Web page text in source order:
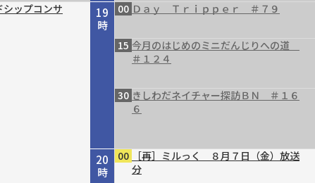
ップコンサ
19
時
20
時
00 Ｄａｙ Ｔｒｉｐｐｅｒ ＃７９
15 今月のはじめのミニだんじりへの道
＃１２４
30 きしわだネイチャー探訪ＢＮ ＃１６
６
00
［再］ミルっく ８月７日（金）放送
分